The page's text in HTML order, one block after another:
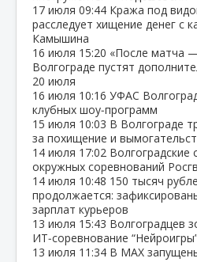
17 июля 09:44 Кража под
расследует хищение денег с
Камышина
16 июля 15:20 «После матча
Волгограде пустят
20 июля
16 июля 10:16 УФАС
клубных шоу‑программ
15 июля 10:03 В Волгограде
за похищение и
14 июля 17:02
окружных соревнований
14 июля 10:48 150 тысяч
продолжается:
зарплат курьеров
13 июля 15:43 Волгоградцев
ИТ‑соревнование
13 июля 11:34 В МАХ